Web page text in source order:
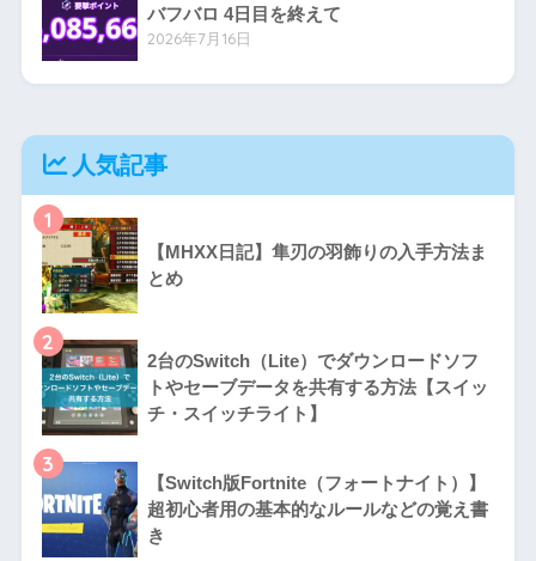
バフバロ 4日目を終えて
2026年7月16日
人気記事
1
【MHXX日記】隼刃の羽飾りの入手方法ま
とめ
2
2台のSwitch（Lite）でダウンロードソフ
トやセーブデータを共有する方法【スイッ
チ・スイッチライト】
3
【Switch版Fortnite（フォートナイト）】
超初心者用の基本的なルールなどの覚え書
き